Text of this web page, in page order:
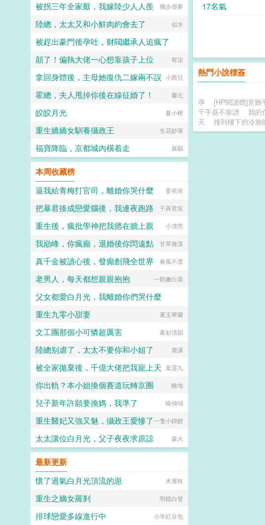
17名氣
熱門小說標簽
孕
[HP閱讀體]意難
千手葵不靠譜
我的
天
撞到樓下的冷臉
荔枝林
被拐三年全家厭，我嫁陸少人人羨 獨步尋夢
陸總，太太又和小鮮肉約會去了 似水
被趕出豪門後孕吐，财閥繼承人追瘋了
醒栖月
顛了！偏執大佬一心想靠孩子上位 宥柒
拿回身體後，主母她復仇二嫁兩不誤 小茜兒
霍總，夫人甩掉你後在線征婚了！ 馨元
皎皎月光 夏小檀
重生嬌嬌女馴養攝政王 生花妙筆
福寶降臨，京都城內橫着走 展鄢
本周收藏榜
逼我給青梅打官司，離婚你哭什麼
姜依依
把暴君揍成戀愛腦後，我連夜跑路 千苒君笑
重生後，瘋批學神把我摁在牆上親 小漂亮
我巔峰，你瘋癲，退婚後你閃遠點 甘草微漾
真千金被讀心後，發癲創飛全世界 春風不渡
老男人，每天都想親親抱抱 一顆嫩白菜
父女都愛白月光，我離婚你們哭什麼
淡月微雲
重生九零小甜妻 素玉華蘭
文工團那個小可憐超厲害 素衫清韻
陸總别虐了，太太不要你和小姐了 鹿溪
被全家拋棄後，千億大佬把我寵上天 葉靈九
你出軌？本小姐換個賽道玩轉京圈 離地
兒子新年許願要換媽，我準了 喻傾傾
重生醫妃又強又魅，攝政王愛慘了一隻小錦鯉
太太讓位白月光，父子夜夜求原諒 森火
最新更新
懷了過氣白月光頂流的崽
木厘枝
重生之嫡女羅刹 明鏡白發
排球戀愛多線進行中 小羊紅豆包